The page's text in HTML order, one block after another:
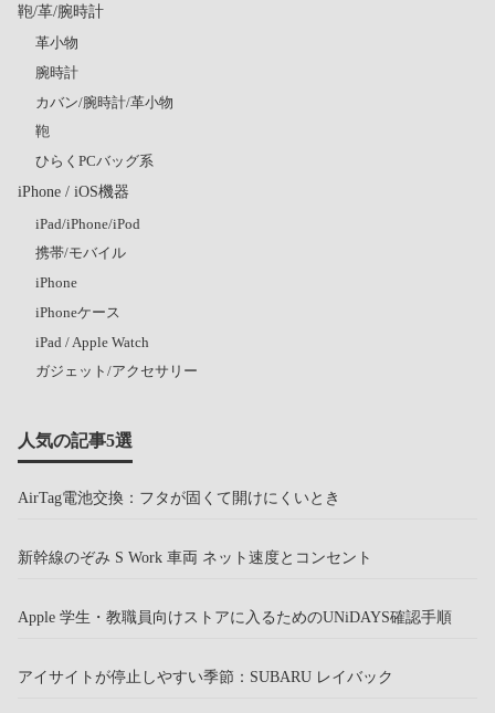
鞄/革/腕時計
革小物
腕時計
カバン/腕時計/革小物
鞄
ひらくPCバッグ系
iPhone / iOS機器
iPad/iPhone/iPod
携帯/モバイル
iPhone
iPhoneケース
iPad / Apple Watch
ガジェット/アクセサリー
人気の記事5選
AirTag電池交換：フタが固くて開けにくいとき
新幹線のぞみ S Work 車両 ネット速度とコンセント
Apple 学生・教職員向けストアに入るためのUNiDAYS確認手順
アイサイトが停止しやすい季節：SUBARU レイバック